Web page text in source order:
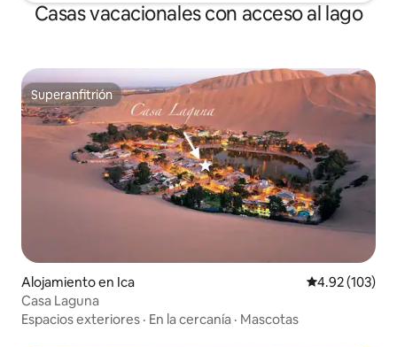
Casas vacacionales con acceso al lago
Superanfitrión
Superanfitrión
Alojamiento en Ica Calificación
4.92 (103)
Casa Laguna
Espacios exteriores · En la cercanía · Mascotas